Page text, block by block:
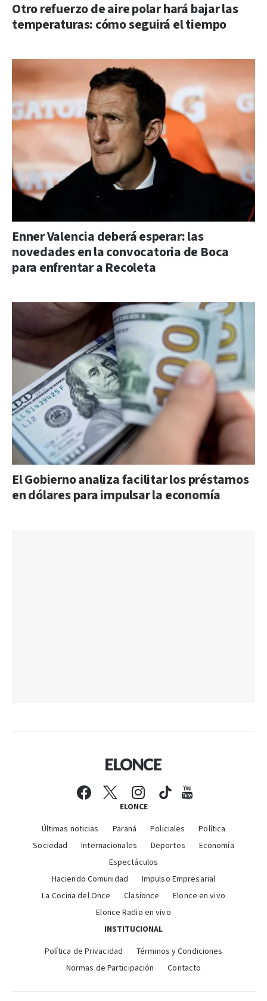
Otro refuerzo de aire polar hará bajar las
temperaturas: cómo seguirá el tiempo
Enner Valencia deberá esperar: las
novedades en la convocatoria de Boca
para enfrentar a Recoleta
El Gobierno analiza facilitar los préstamos
en dólares para impulsar la economía
ELONCE
Últimas noticias Paraná Policiales
Política
Sociedad
Internacionales Deportes
Economía
Espectáculos
Haciendo Comunidad
Impulso Empresarial
La Cocina del Once
Clasionce
Elonce en vivo
Elonce Radio en vivo
INSTITUCIONAL
Política de Privacidad
Términos y Condiciones
Normas de Participación
Contacto